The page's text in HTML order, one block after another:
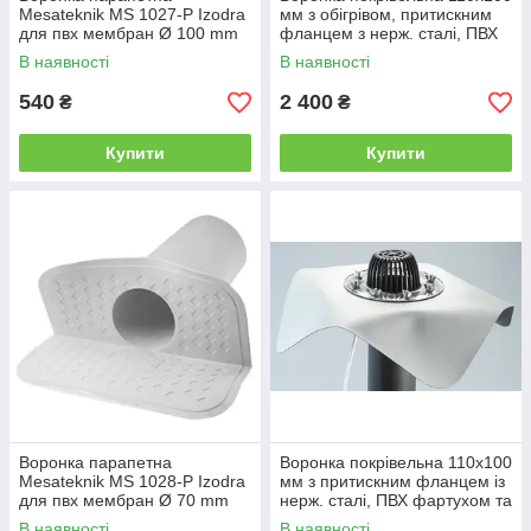
Mesateknik MS 1027-P Izodra
для пвх мембран Ø 100 mm
В наявності
540 ₴
Купити
мм з обігрівом, притискним
фланцем з нерж. сталі, ПВХ
фартухом та
листовловлювачем
В наявності
2 400 ₴
Купити
Воронка парапетна
Mesateknik MS 1028-P Izodra
для пвх мембран Ø 70 mm
Воронка покрівельна 110х100
мм з притискним фланцем із
нерж. сталі, ПВХ фартухом та
листовловлювачем DN110